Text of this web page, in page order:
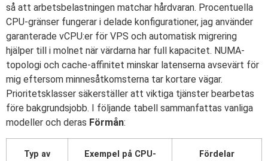
så att arbetsbelastningen matchar hårdvaran. Procentuella
CPU-gränser fungerar i delade konfigurationer, jag använder
garanterade vCPU:er för VPS och automatisk migrering
hjälper till i molnet när värdarna har full kapacitet. NUMA-
topologi och cache-affinitet minskar latenserna avsevärt för
mig eftersom minnesåtkomsterna tar kortare vägar.
Prioritetsklasser säkerställer att viktiga tjänster bearbetas
före bakgrundsjobb. I följande tabell sammanfattas vanliga
modeller och deras Förmån:
Typ av
Exempel på CPU-
Fördelar